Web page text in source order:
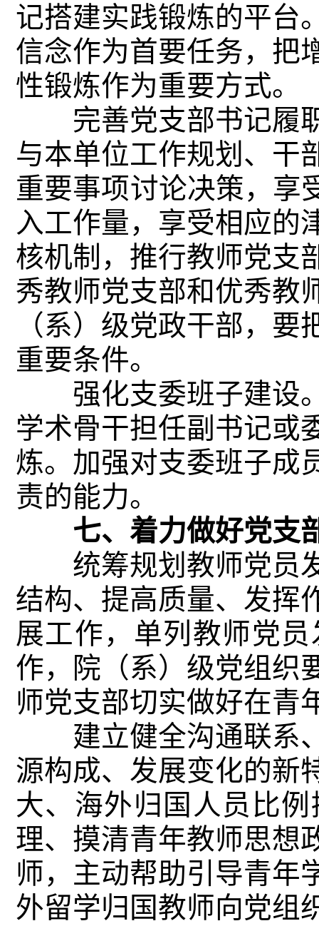
记搭建实践锻炼的平台
信念作为首要任务，把
性锻炼作为重要方式。
完善党支部书记履职
与本单位工作规划、干
重要事项讨论决策，享
入工作量，享受相应的
核机制，推行教师党支
秀教师党支部和优秀教
（系）级党政干部，
重要条件。
强化支委班子建设。
学术骨干担任副书记或
炼。加强对支委班子成
责的能力。
七、着力做好党支
统筹规划教师党员发
结构、提高质量、发挥
展工作，单列教师党
作，院（系）级党组织
师党支部切实做好在青
建立健全沟通联系、
源构成、发展变化的新
大、海外归国人员比
理、摸清青年教师思想
师，主动帮助引导青年
外留学归国教师向党组